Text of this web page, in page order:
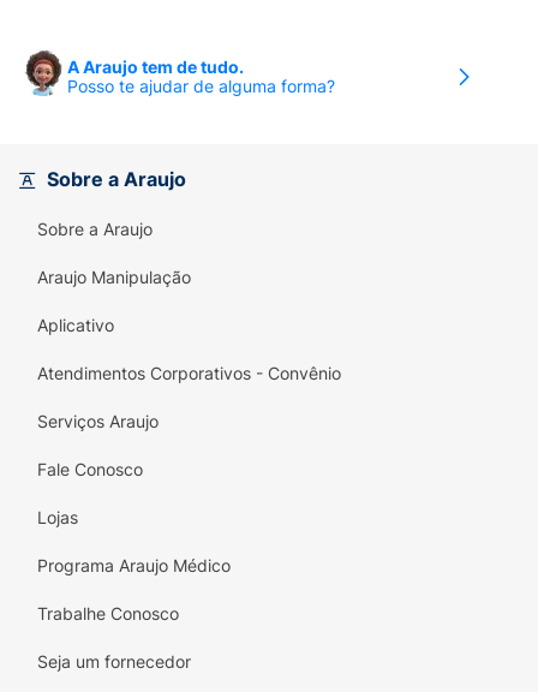
uma aplicação generosa por todo o corpo. O
resultado é o prolongamento imediato da
confortável e pronto para impressionar, seja
em um compromisso de trabalho, após a
academia ou em uma saída à noite.
Principais Benefícios:
Fragrância de Atitude:
envolvente, noturno e sedutor, ideal para
sensação de limpeza, conforto e vitalidade
resistente e prática, perfeita para levar na
mochila, na mala ou na bolsa de treino.
Aplicação Generosa:
A Araujo tem de tudo.
Posso te ajudar de alguma forma?
Sobre a Araujo
Sobre a Araujo
Araujo Manipulação
Aplicativo
Atendimentos Corporativos - Convênio
Serviços Araujo
Fale Conosco
Lojas
Programa Araujo Médico
Trabalhe Conosco
Seja um fornecedor